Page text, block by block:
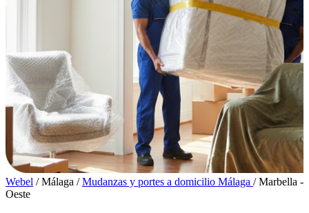
Webel / Málaga / Mudanzas y portes a domicilio Málaga / Marbella -
Oeste